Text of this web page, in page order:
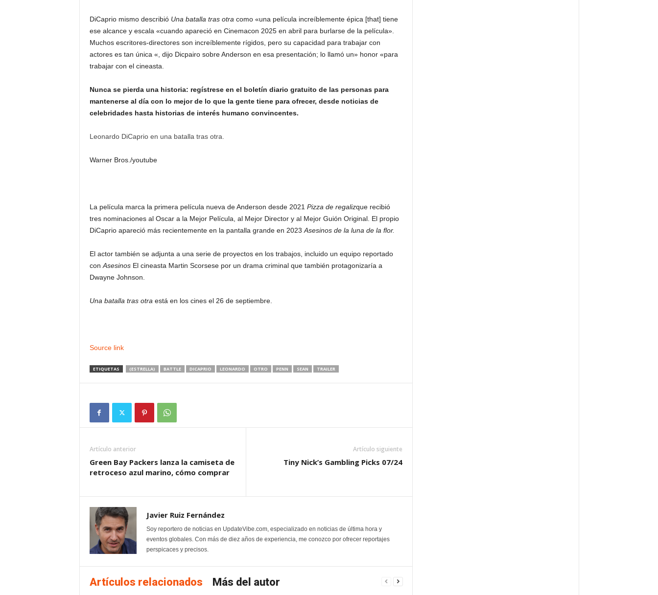
DiCaprio mismo describió Una batalla tras otra como «una película increíblemente épica [that] tiene
ese alcance y escala «cuando apareció en Cinemacon 2025 en abril para burlarse de la película».
Muchos escritores-directores son increíblemente rígidos, pero su capacidad para trabajar con
actores es tan única «, dijo Dicpairo sobre Anderson en esa presentación; lo llamó un» honor «para
trabajar con el cineasta.
Nunca se pierda una historia: regístrese en el boletín diario gratuito de las personas para
mantenerse al día con lo mejor de lo que la gente tiene para ofrecer, desde noticias de
celebridades hasta historias de interés humano convincentes.
Leonardo DiCaprio en una batalla tras otra.
Warner Bros./youtube
La película marca la primera película nueva de Anderson desde 2021 Pizza de regalizque recibió
tres nominaciones al Oscar a la Mejor Película, al Mejor Director y al Mejor Guión Original. El propio
DiCaprio apareció más recientemente en la pantalla grande en 2023 Asesinos de la luna de la flor.
El actor también se adjunta a una serie de proyectos en los trabajos, incluido un equipo reportado
con AsesinosEl cineasta Martin Scorsese por un drama criminal que también protagonizaría a
Dwayne Johnson.
Una batalla tras otra está en los cines el 26 de septiembre.
Source link
ETIQUETAS (ESTRELLA) BATTLE DICAPRIO LEONARDO OTRO PENN SEAN TRAILER
Artículo anterior
Green Bay Packers lanza la camiseta de
retroceso azul marino, cómo comprar
Artículo siguiente
Tiny Nick’s Gambling Picks 07/24
Javier Ruiz Fernández
Soy reportero de noticias en UpdateVibe.com, especializado en noticias de última hora y
eventos globales. Con más de diez años de experiencia, me conozco por ofrecer reportajes
perspicaces y precisos.
Artículos relacionados Más del autor